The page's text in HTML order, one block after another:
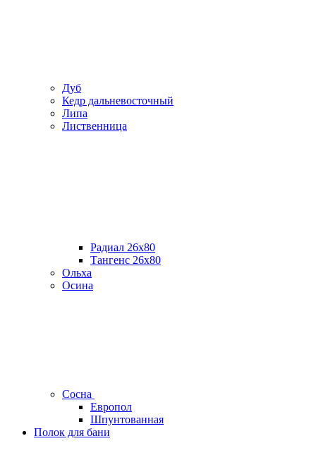
Дуб
Кедр дальневосточный
Липа
Лиственница
Радиал 26х80
Тангенс 26х80
Ольха
Осина
Сосна
Европол
Шпунтованная
Полок для бани